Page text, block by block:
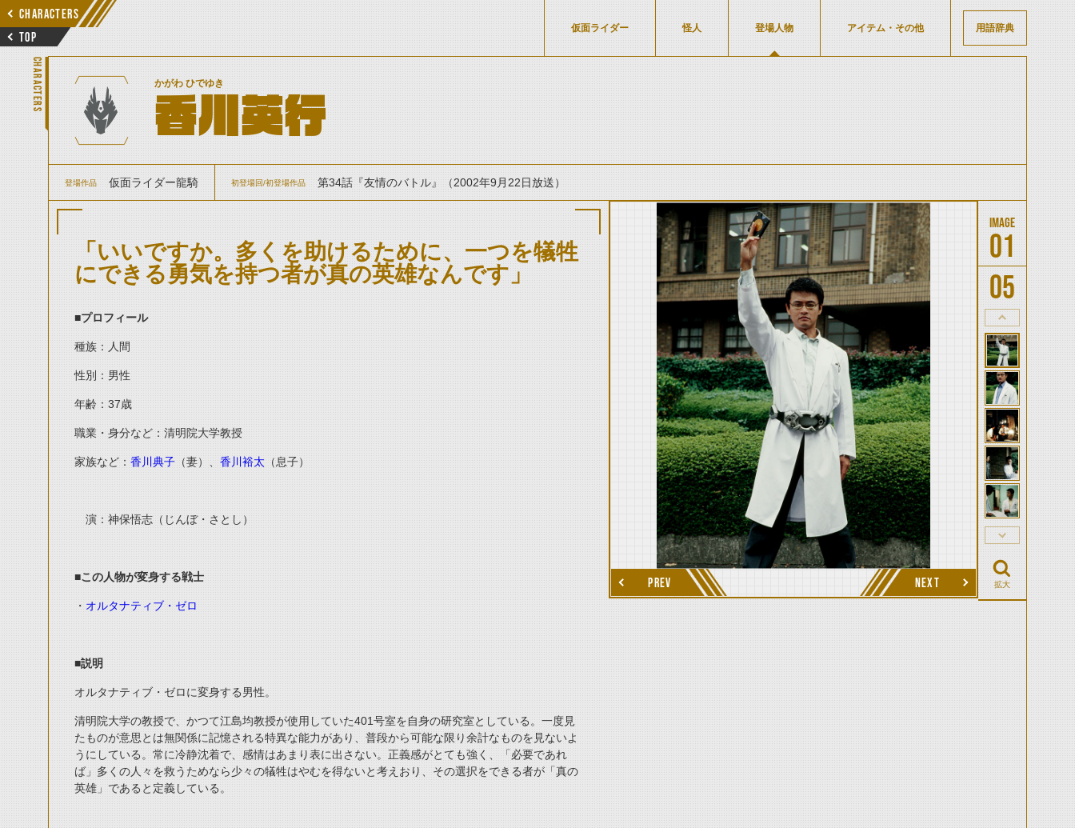
CHARACTERS
TOP
仮面ライダー 怪人 登場人物 アイテム・その他 用語辞典
CHARACTERS かがわ ひでゆき
香川英行
登場作品 仮面ライダー龍騎 初登場回/初登場作品 第34話『友情のバトル』（2002年9月22日放送）
「いいですか。多くを助けるために、一つを犠牲
にできる勇気を持つ者が真の英雄なんです」
■プロフィール
種族：人間
性別：男性
年齢：37歳
職業・身分など：清明院大学教授
家族など： 香川典子 （妻）、 香川裕太 （息子）
演：神保悟志（じんぼ・さとし）
■この人物が変身する戦士
・ オルタナティブ・ゼロ
■説明
オルタナティブ・ゼロに変身する男性。
清明院大学の教授で、かつて江島均教授が使用していた401号室を自身の研究室としている。一度見
たものが意思とは無関係に記憶される特異な能力があり、普段から可能な限り余計なものを見ないよ
うにしている。常に冷静沈着で、感情はあまり表に出さない。正義感がとても強く、「必要であれ
ば」多くの人々を救うためなら少々の犠牲はやむを得ないと考えおり、その選択をできる者が「真の
英雄」であると定義している。
PREV NEXT
01
05
拡大